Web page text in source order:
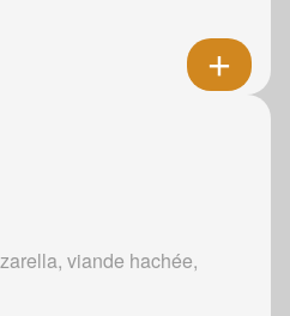
viande hachée,